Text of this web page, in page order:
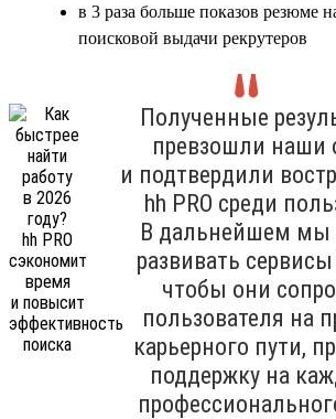
в 3 раза больше показов резюме
поисковой выдачи рекрутеров
Полученные
превзошли наши
и подтвердили
hh PRO среди
В дальнейшем мы
развивать сервисы
чтобы они
пользователя на
карьерного пути,
поддержку на